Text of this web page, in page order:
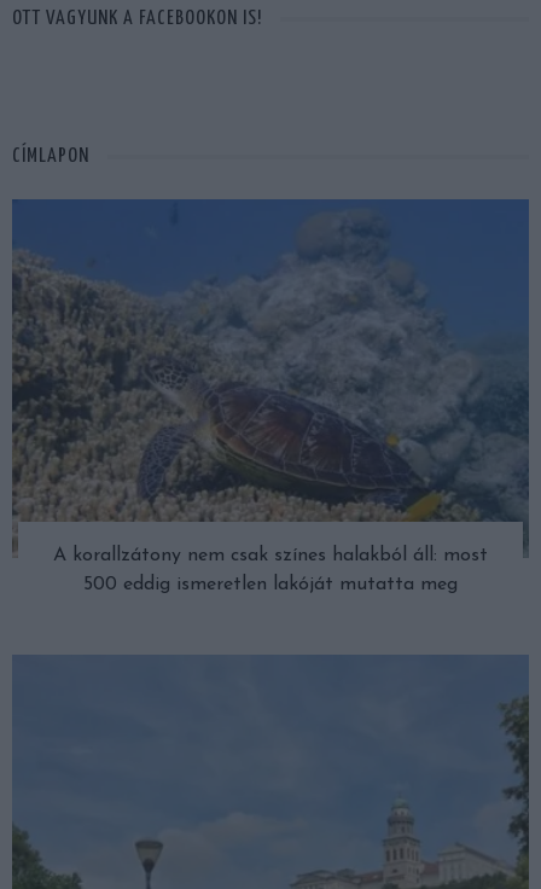
OTT VAGYUNK A FACEBOOKON IS!
CÍMLAPON
A korallzátony nem csak színes halakból áll: most
500 eddig ismeretlen lakóját mutatta meg